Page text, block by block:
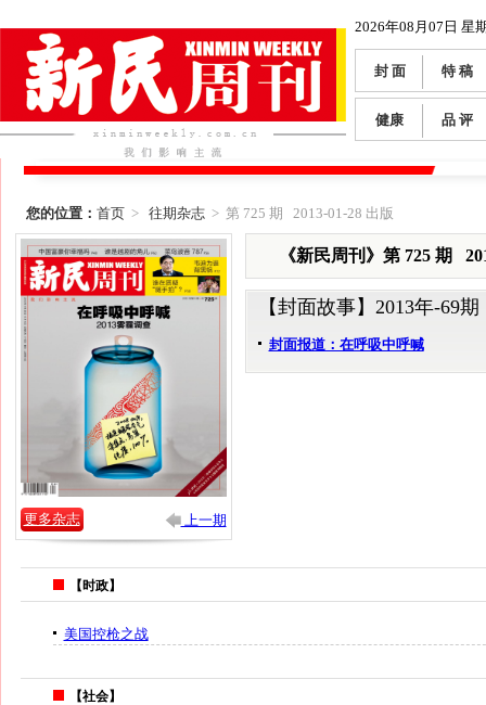
2026年08月07日 星
封 面 特 稿
健康 品 评
您的位置： 首页> 往期杂志> 第 725 期 2013-01-28 出版
更多杂志 上一期
《新民周刊》第 725 期
【封面故事】 2013年-69期
封面报道：在呼吸中呼喊
【时政】
美国控枪之战
【社会】